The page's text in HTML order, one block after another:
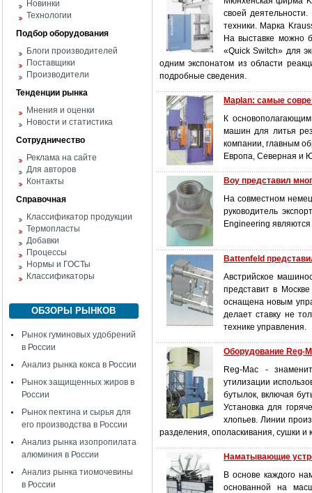
Новинки
Технологии
Подбор оборудования
Блоги производителей
Поставщики
Производители
Тенденции рынка
Мнения и оценки
Новости и статистика
Сотрудничество
Реклама на сайте
Для авторов
Контакты
Справочная
Классификатор продукции
Термопласты
Добавки
Процессы
Нормы и ГОСТы
Классификаторы
ОБЗОРЫ РЫНКОВ
Рынок гуминовых удобрений
в России
Анализ рынка кокса в России
Рынок защищенных жиров в
России
Рынок пектина и сырья для
его производства в России
Анализ рынка изопропилата
алюминия в России
Анализ рынка тиомочевины
в России
своей
техники. Марка
На выставке можно
«Quick Switch» для
одним экспонатом из области
подробные сведения.
Maplan: самые
К
машин для литья
компании, главным
Европа, Северная и
Boy представил
На совместном
руководитель
Engineering
Battenfeld
Австрийское
представит в
оснащена новым
делает ставку не
технике управления.
Оборудование Reg-
Reg-Mac -
утилизации
бутылок, включая
Установка для
хлопьев. Линии
разделения, ополаскивания, сушки и
Наматывающие
В основе каждого
основанной на